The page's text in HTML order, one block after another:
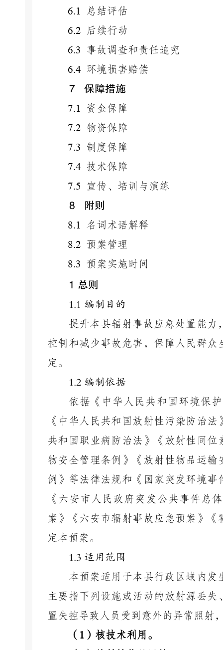
6.1
总结评估
6.2
后续行动
6.3
事故调查和责任追究
6.4 环境损害赔偿
7 保障措施
7.1
资金保障
7.2 物资保障
7.3
制度保障
7.4 技术保障
7.5
宣传、培训与演练
8 附则
8.1
名词术语解释
8.2 预案管理
8.3 预案实施时间
1 总则
1.1 编制目的
提升本县辐射事故应急处置能
控制和减少事故危害，保障人民群
定。
1.2 编制依据
依据《中华人民共和国环境保
《中华人民共和国放射性污染防治
共和国职业病防治法》《放射性同
物安全管理条例》《放射性物品运
例》等法律法规和《国家突发环境
《六安市人民政府突发公共事件总
案》
《六安市辐射事故应急预案》
定本预案。
1.3 适用范围
本预案适用于本县行政区域内
主要指下列设施或活动的放射源丢
置失控导致人员受到意外的异常照射
（ 1 ）核技术利用。